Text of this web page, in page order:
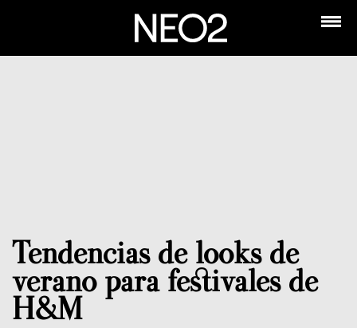
Tendencias de looks de
verano para festivales de
H&M